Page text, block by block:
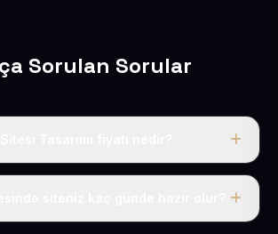
Sorulan Sorular
yıllık 50 USD + KDV. Bu bedele alan